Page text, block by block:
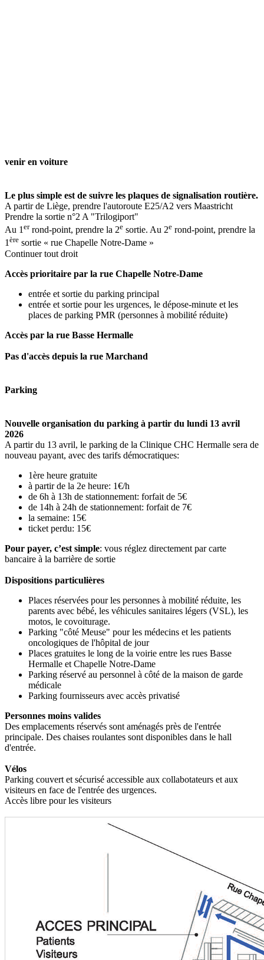
venir en voiture
Le plus simple est de suivre les plaques de signalisation routière.
A partir de Liège, prendre l'autoroute E25/A2 vers Maastricht
Prendre la sortie n°2 A "Trilogiport"
Au 1errond-point, prendre la 2e sortie. Au 2e rond-point, prendre la
1ère sortie « rue Chapelle Notre-Dame »
Continuer tout droit
Accès prioritaire par la rue Chapelle Notre-Dame
entrée et sortie du parking principal
entrée et sortie pour les urgences, le dépose-minute et les
places de parking PMR (personnes à mobilité réduite)
Accès par la rue Basse Hermalle
Pas d'accès depuis la rue Marchand
Parking
Nouvelle organisation du parking à partir du lundi 13 avril
2026
A partir du 13 avril, le parking de la Clinique CHC Hermalle sera de
nouveau payant, avec des tarifs démocratiques:
1ère heure gratuite
à partir de la 2e heure: 1€/h
de 6h à 13h de stationnement: forfait de 5€
de 14h à 24h de stationnement: forfait de 7€
la semaine: 15€
ticket perdu: 15€
Pour payer, c’est simple: vous réglez directement par carte
bancaire à la barrière de sortie
Dispositions particulières
Places réservées pour les personnes à mobilité réduite, les
parents avec bébé, les véhicules sanitaires légers (VSL), les
motos, le covoiturage.
Parking "côté Meuse" pour les médecins et les patients
oncologiques de l'hôpital de jour
Places gratuites le long de la voirie entre les rues Basse
Hermalle et Chapelle Notre-Dame
Parking réservé au personnel à côté de la maison de garde
médicale
Parking fournisseurs avec accès privatisé
Personnes moins valides
Des emplacements réservés sont aménagés près de l'entrée
principale. Des chaises roulantes sont disponibles dans le hall
d'entrée.
Vélos
Parking couvert et sécurisé accessible aux collabotateurs et aux
visiteurs en face de l'entrée des urgences.
Accès libre pour les visiteurs